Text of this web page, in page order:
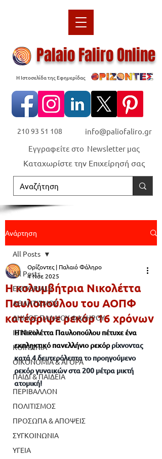
Palaio Faliro Online
Η Ιστοσελίδα της Εφημερίδας
210 93 51 108 info@paliofaliro.gr
Καταχωρίστε την Επιχείρησή σας
Εγγραφείτε στο Newsletter μας
Ανάρτηση
All Posts
EDITORIALS
ΑΘΛΗΤΙΣΜΟΣ
ΔΗΜΟΣ ΠΑΛΑΙΟΥ ΦΑΛΗΡΟΥ
ΙΣΤΟΡΙΑ
ΚΟΙΝΩΝΙΑ
ΟΙΚΟΝΟΜΙΑ & ΑΓΟΡΑ
ΠΑΙΔΙ & ΠΑΙΔΕΙΑ
ΠΕΡΙΒΑΛΛΟΝ
ΠΟΛΙΤΙΣΜΟΣ
ΠΡΟΣΩΠΑ & ΑΠΟΨΕΙΣ
ΣΥΓΚΟΙΝΩΝΙΑ
ΥΓΕΙΑ
All Posts
Η κολυμβήτρια Νικολέττα
Παυλοπούλου του ΑΟΠΦ
κατέρριψε ρεκόρ 16 χρόνων
Ορίζοντες | Παλαιό Φάληρο
4 Νοε 2025
Η Νικολέττα Παυλοπούλου πέτυχε ένα
εκπληκτικό πανελλήνιο ρεκόρ ρίχνοντας
κατά 4 δευτερόλεπτα το προηγούμενο
ρεκόρ γυναικών στα 200 μέτρα μικτή
ατομική!